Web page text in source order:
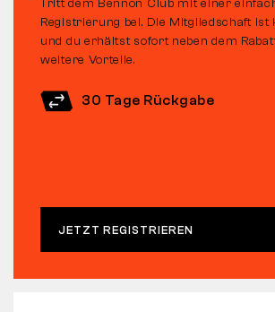
Tritt dem Bennon Club mit einer
Registrierung bei. Die Mitgliedschaft ist
und du erhältst sofort neben dem
weitere Vorteile.
30 Tage Rückgabe
JETZT REGISTRIEREN